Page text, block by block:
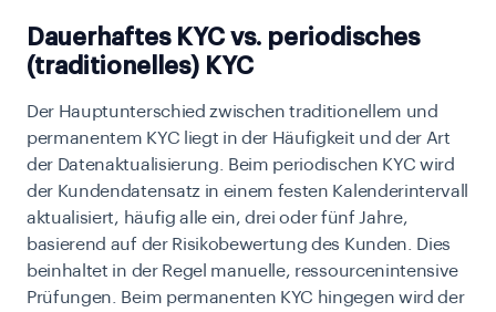
Dauerhaftes KYC vs. periodisches
(traditionelles) KYC
Der Hauptunterschied zwischen traditionellem und
permanentem KYC liegt in der Häufigkeit und der Art
der Datenaktualisierung. Beim periodischen KYC wird
der Kundendatensatz in einem festen Kalenderintervall
aktualisiert, häufig alle ein, drei oder fünf Jahre,
basierend auf der Risikobewertung des Kunden. Dies
beinhaltet in der Regel manuelle, ressourcenintensive
Prüfungen. Beim permanenten KYC hingegen wird der